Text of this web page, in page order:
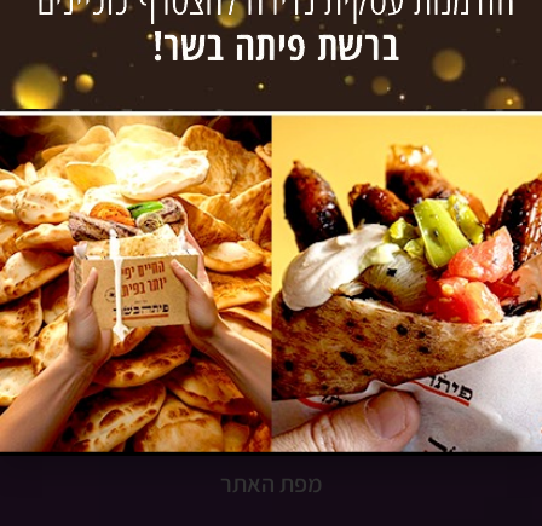
צור קשר
פקס: 09-8336808
www.insight-israel.co.il
רחוב התע"ש 10, כפר סבא
שעות פעילות
ימים א-ה 9:00-18:00
ימי שישי סגור
מפת האתר